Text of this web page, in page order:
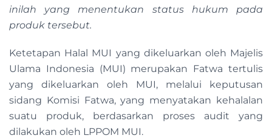
inilah yang menentukan status hukum pada
produk tersebut.
Ketetapan Halal MUI yang dikeluarkan oleh Majelis
Ulama Indonesia (MUI) merupakan Fatwa tertulis
yang dikeluarkan oleh MUI, melalui keputusan
sidang Komisi Fatwa, yang menyatakan kehalalan
suatu produk, berdasarkan proses audit yang
dilakukan oleh LPPOM MUI.